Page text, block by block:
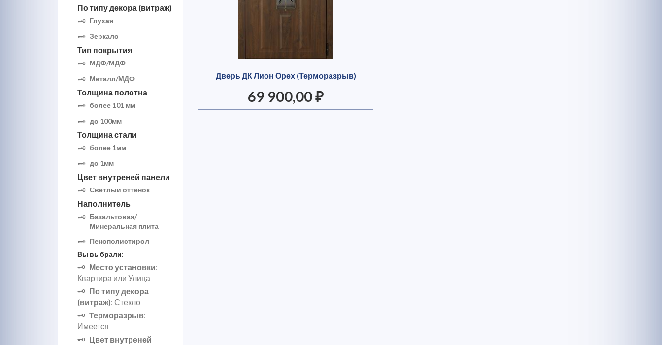
По типу декора (витраж)
Глухая
Зеркало
Тип покрытия
МДФ/МДФ
Металл/МДФ
Толщина полотна
более 101 мм
до 100мм
Толщина стали
более 1мм
до 1мм
Цвет внутреней панели
Светлый оттенок
Наполнитель
Базальтовая/
Минеральная плита
Пенополистирол
Вы выбрали:
Место установки:
Квартира или Улица
По типу декора
(витраж): Стекло
Терморазрыв:
Имеется
Цвет внутреней
Дверь ДК Лион Орех (Терморазрыв)
69 900,00 ₽